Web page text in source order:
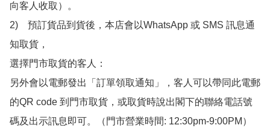
向客人收取）。
2)　預訂貨品到貨後，本店會以WhatsApp 或 SMS 訊息通
知取貨，
選擇門市取貨的客人：
另外會以電郵發出「訂單領取通知」，客人可以帶同此電郵
的QR code 到門市取貨，或取貨時說出閣下的聯絡電話號
碼及出示訊息即可。（門市營業時間: 12:30pm-9:00PM）